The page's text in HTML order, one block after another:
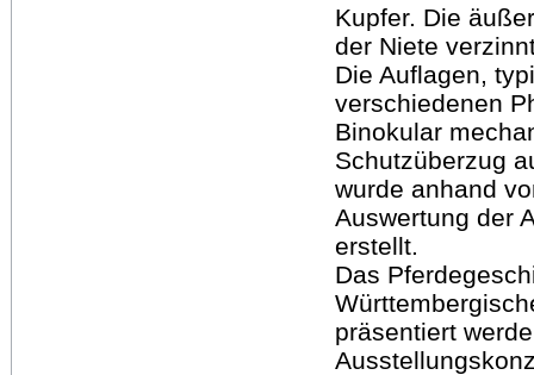
Kupfer. Die
der Niete
Die Auflagen,
verschiedenen
Binokular
Schutzüberzug
wurde anhand
Auswertung der
erstellt.
Das
präsentiert